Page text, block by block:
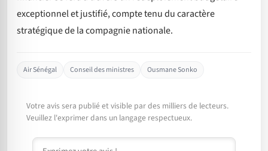
exceptionnel et justifié, compte tenu du caractère
stratégique de la compagnie nationale.
Air Sénégal Conseil des ministres Ousmane Sonko
Votre avis sera publié et visible par des milliers de lecteurs.
Veuillez l'exprimer dans un langage respectueux.
Commentaire